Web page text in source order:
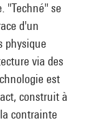
"Techné" se
d'un
physique
via des
est
construit à
contrainte